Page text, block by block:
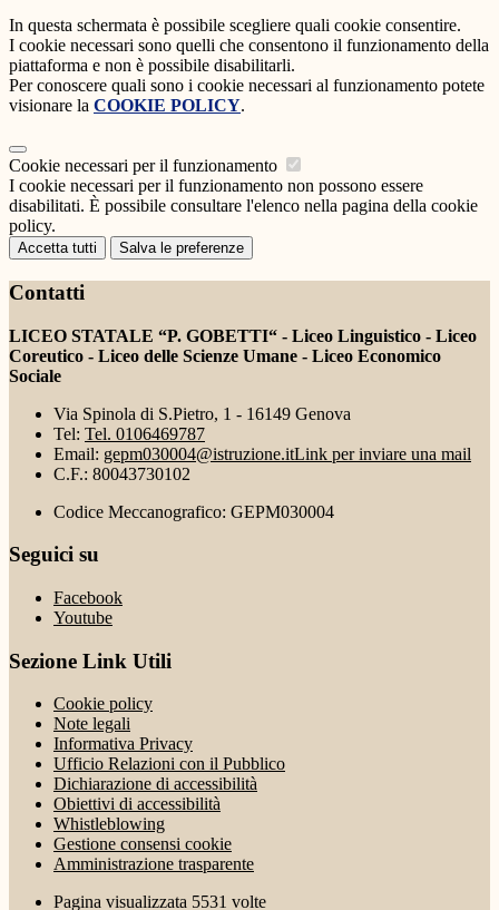
In questa schermata è possibile scegliere quali cookie consentire.
I cookie necessari sono quelli che consentono il funzionamento della
piattaforma e non è possibile disabilitarli.
Per conoscere quali sono i cookie necessari al funzionamento potete
visionare la COOKIE POLICY.
Cookie necessari per il funzionamento
I cookie necessari per il funzionamento non possono essere
disabilitati. È possibile consultare l'elenco nella pagina della cookie
policy.
Accetta tutti Salva le preferenze
Contatti
LICEO STATALE “P. GOBETTI“ - Liceo Linguistico - Liceo
Coreutico - Liceo delle Scienze Umane - Liceo Economico
Sociale
Via Spinola di S.Pietro, 1 - 16149 Genova
Tel: Tel. 0106469787
Email: gepm030004@istruzione.itLink per inviare una mail
C.F.: 80043730102
Codice Meccanografico: GEPM030004
Seguici su
Facebook
Youtube
Sezione Link Utili
Cookie policy
Note legali
Informativa Privacy
Ufficio Relazioni con il Pubblico
Dichiarazione di accessibilità
Obiettivi di accessibilità
Whistleblowing
Gestione consensi cookie
Amministrazione trasparente
Pagina visualizzata 5531 volte